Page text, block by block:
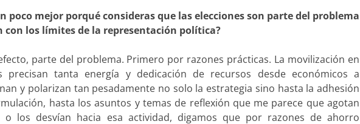
poco mejor porqué consideras que las elecciones son parte del problema
con los límites de la representación política?
parte del problema. Primero por razones prácticas. La movilización en
precisan tanta energía y dedicación de recursos desde económicos a
y polarizan tan pesadamente no solo la estrategia sino hasta la adhesión
hasta los asuntos y temas de reflexión que me parece que agotan
o los desvían hacia esa actividad, digamos que por razones de ahorro